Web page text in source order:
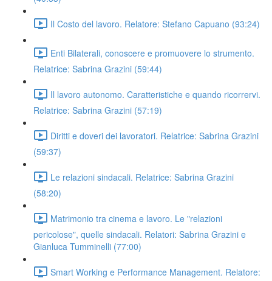
Il Costo del lavoro. Relatore: Stefano Capuano (93:24)
Enti Bilaterali, conoscere e promuovere lo strumento.
Relatrice: Sabrina Grazini (59:44)
Il lavoro autonomo. Caratteristiche e quando ricorrervi.
Relatrice: Sabrina Grazini (57:19)
Diritti e doveri dei lavoratori. Relatrice: Sabrina Grazini
(59:37)
Le relazioni sindacali. Relatrice: Sabrina Grazini
(58:20)
Matrimonio tra cinema e lavoro. Le "relazioni
pericolose", quelle sindacali. Relatori: Sabrina Grazini e
Gianluca Tumminelli (77:00)
Smart Working e Performance Management. Relatore: